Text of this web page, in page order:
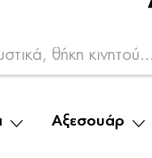
Αξεσουάρ